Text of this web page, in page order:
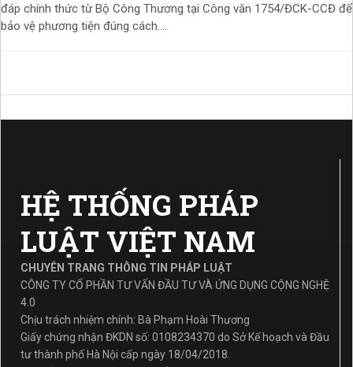
đáp chính thức từ Bộ Công Thương tại Công văn 1754/ĐCK-CCĐ để
bảo vệ phương tiện đúng cách....
HỆ THỐNG PHÁP
LUẬT VIỆT NAM
CHUYÊN TRANG THÔNG TIN PHÁP LUẬT
CÔNG TY CỔ PHẦN TƯ VẤN ĐẦU TƯ VÀ ỨNG DỤNG CỘNG NGHỆ
4.0
Chịu trách nhiệm chính: Bà Phạm Hoài Thương
Giấy chứng nhận ĐKDN số: 0108234370 do Sở Kế hoạch và Đầu
tư thành phố Hà Nội cấp ngày 18/04/2018.